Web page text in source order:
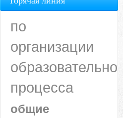
по
организации
образовательного
процесса
общие